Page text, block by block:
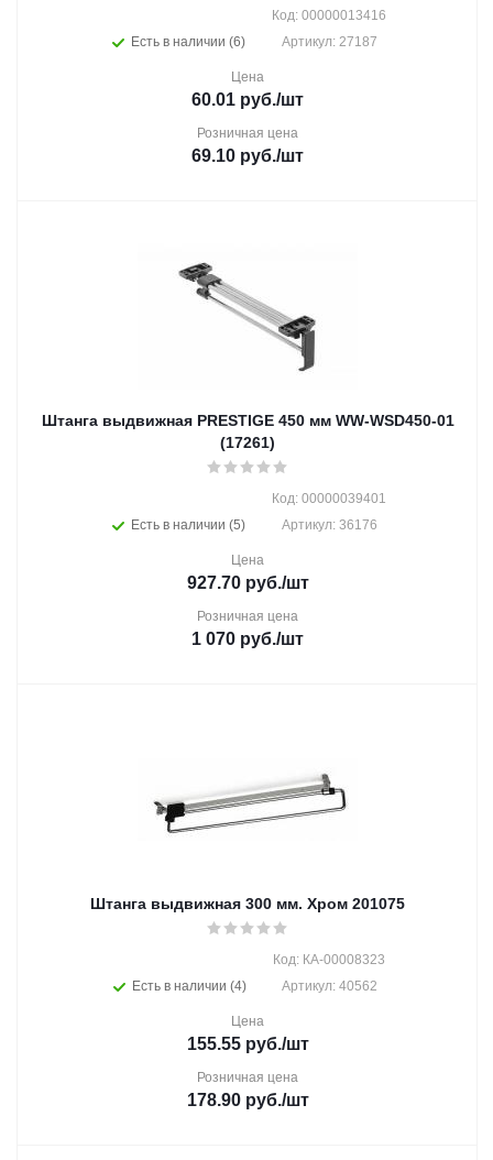
Есть в наличии (6)
Код: 00000013416
Артикул: 27187
Цена
60.01 руб./шт
Розничная цена
69.10 руб./шт
Штанга выдвижная PRESTIGE 450 мм WW-WSD450-01
(17261)
Есть в наличии (5)
Код: 00000039401
Артикул: 36176
Цена
927.70руб./шт
Розничная цена
1 070 руб./шт
Штанга выдвижная 300 мм. Хром 201075
Есть в наличии (4)
Код: КА-00008323
Артикул: 40562
Цена
155.55руб./шт
Розничная цена
178.90руб./шт